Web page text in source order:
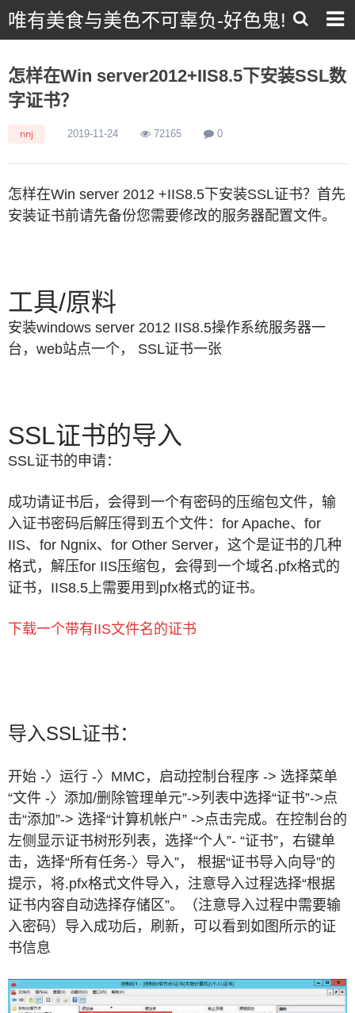
唯有美食与美色不可辜负-好色鬼!
怎样在Win server2012+IIS8.5下安装SSL数
字证书？
nnj 2019-11-24 72165 0
怎样在Win server 2012 +IIS8.5下安装SSL证书？首先
安装证书前请先备份您需要修改的服务器配置文件。
工具/原料
安装windows server 2012 IIS8.5操作系统服务器一
台，web站点一个， SSL证书一张
SSL证书的导入
SSL证书的申请：
成功请证书后，会得到一个有密码的压缩包文件，输
入证书密码后解压得到五个文件：for Apache、for
IIS、for Ngnix、for Other Server，这个是证书的几种
格式，解压for IIS压缩包，会得到一个域名.pfx格式的
证书，IIS8.5上需要用到pfx格式的证书。
下载一个带有IIS文件名的证书
导入SSL证书：
开始 -〉运行 -〉MMC，启动控制台程序 -> 选择菜单
“文件 -〉添加/删除管理单元”->列表中选择“证书”->点
击“添加”-> 选择“计算机帐户” ->点击完成。在控制台的
左侧显示证书树形列表，选择“个人”- “证书”，右键单
击，选择“所有任务-〉导入”， 根据“证书导入向导”的
提示，将.pfx格式文件导入，注意导入过程选择“根据
证书内容自动选择存储区”。（注意导入过程中需要输
入密码）导入成功后，刷新，可以看到如图所示的证
书信息